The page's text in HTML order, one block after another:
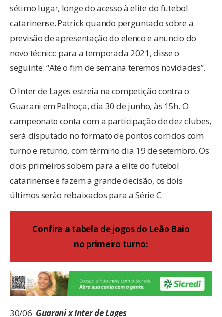
sétimo lugar, longe do acesso à elite do futebol
catarinense. Patrick quando perguntado sobre a
previsão de apresentação do elenco e anuncio do
novo técnico para a temporada 2021, disse o
seguinte: “Até o fim de semana teremos novidades”.
O Inter de Lages estreia na competição contra o
Guarani em Palhoça, dia 30 de junho, às 15h. O
campeonato conta com a participação de dez clubes,
será disputado no formato de pontos corridos com
turno e returno, com término dia 19 de setembro. Os
dois primeiros sobem para a elite do futebol
catarinense e fazem a grande decisão, os dois
últimos serão rebaixados para a Série C.
Confira a tabela de jogos do Leão Baio
no primeiro turno:
30/06 Guarani x Inter de Lages